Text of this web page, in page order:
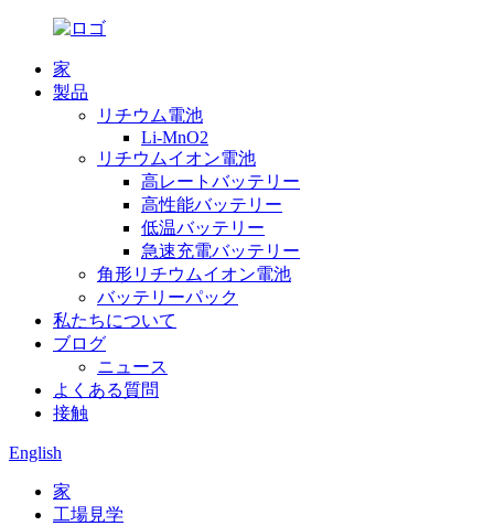
家
製品
リチウム電池
Li-MnO2
リチウムイオン電池
高レートバッテリー
高性能バッテリー
低温バッテリー
急速充電バッテリー
角形リチウムイオン電池
バッテリーパック
私たちについて
ブログ
ニュース
よくある質問
接触
English
家
工場見学